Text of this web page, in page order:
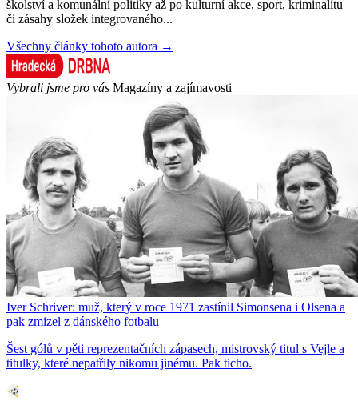
školství a komunální politiky až po kulturní akce, sport, kriminalitu
či zásahy složek integrovaného...
Všechny články tohoto autora →
Vybrali jsme pro vás Magazíny a zajímavosti
Iver Schriver: muž, který v roce 1971 zastínil Simonsena i Olsena a
pak zmizel z dánského fotbalu
Šest gólů v pěti reprezentačních zápasech, mistrovský titul s Vejle a
titulky, které nepatřily nikomu jinému. Pak ticho.